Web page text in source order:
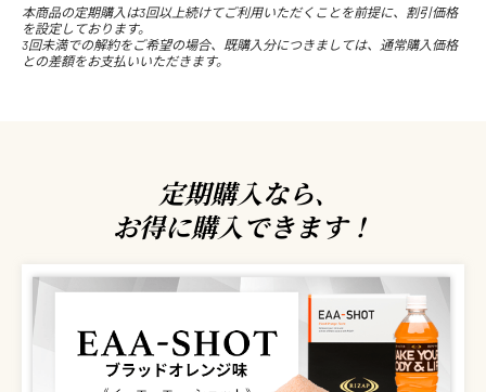
本商品の定期購入は3回以上続けてご利用いただくことを前提に、割引価格
を設定しております。
3回未満での解約をご希望の場合、既購入分につきましては、通常購入価格
との差額をお支払いいただきます。
定期購入なら､
お得に購入できます！